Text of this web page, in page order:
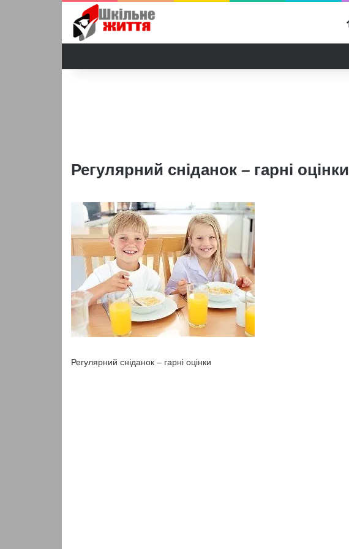
Регулярний сніданок – гарні оцінки
Регулярний сніданок – гарні оцінки